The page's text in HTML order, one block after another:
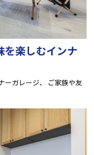
を楽しむインナ
ーガレージ、 ご家族や友